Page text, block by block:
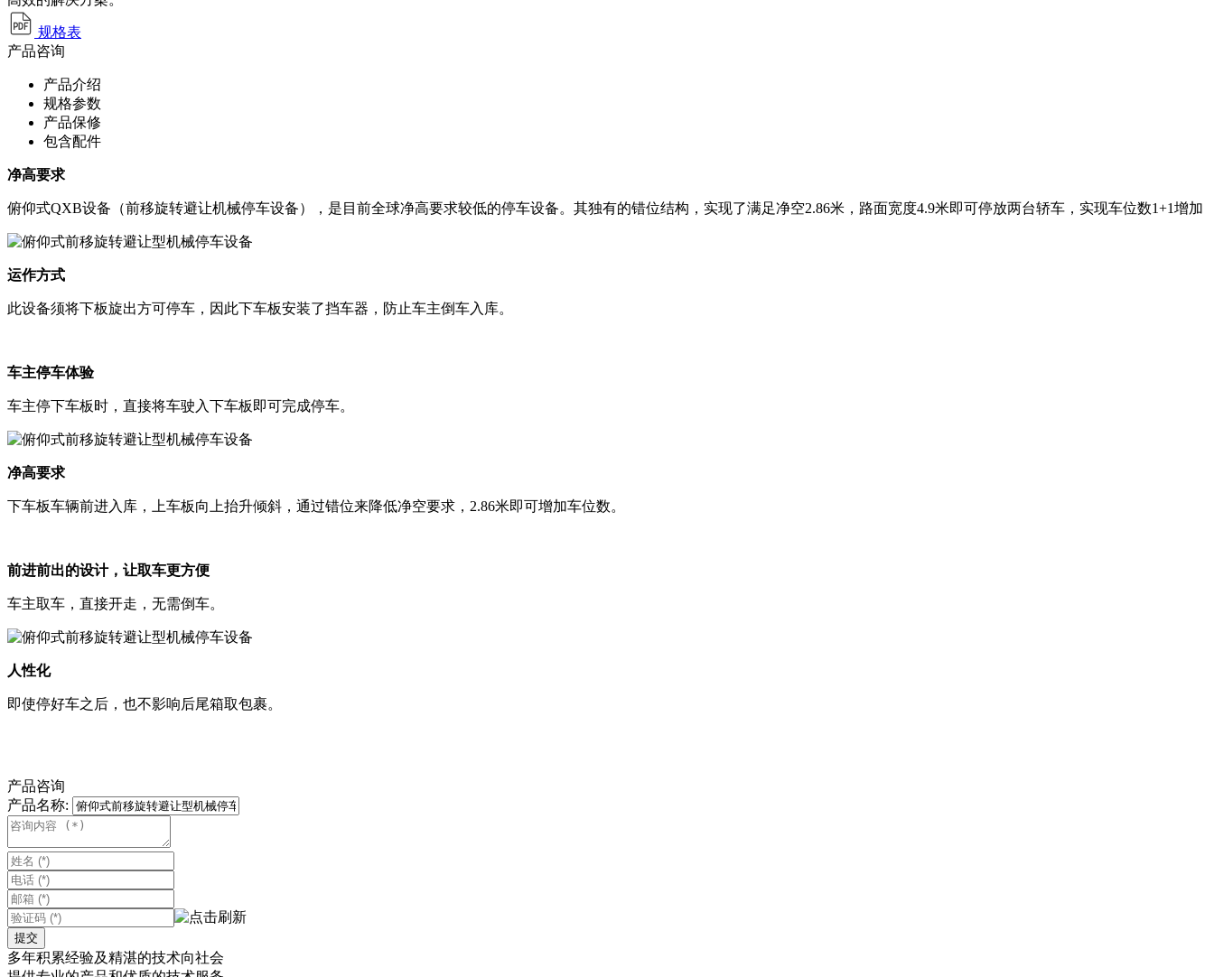
规格表
产品咨询
产品介绍
规格参数
产品保修
包含配件
净高要求
俯仰式QXB设备（前移旋转避让机械停车设备），是目前全球净高要求较低的停车设备。其独有的错位结构，实现了满足净空2.86米，路面宽度4.9米即可停放两台轿车，实现车位数1+1增加
运作方式
此设备须将下板旋出方可停车，因此下车板安装了挡车器，防止车主倒车入库。
车主停车体验
车主停下车板时，直接将车驶入下车板即可完成停车。
净高要求
下车板车辆前进入库，上车板向上抬升倾斜，通过错位来降低净空要求，2.86米即可增加车位数。
前进前出的设计，让取车更方便
车主取车，直接开走，无需倒车。
人性化
即使停好车之后，也不影响后尾箱取包裹。
产品咨询
产品名称:
提交
多年积累经验及精湛的技术向社会